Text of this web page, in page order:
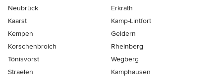
Neubrück
Erkrath
Kaarst
Kamp-Lintfort
Kempen
Geldern
Korschenbroich
Rheinberg
Tönisvorst
Wegberg
Straelen
Kamphausen